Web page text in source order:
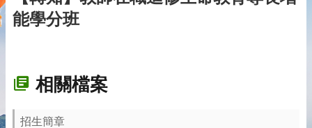
能學分班
相關檔案
招生簡章